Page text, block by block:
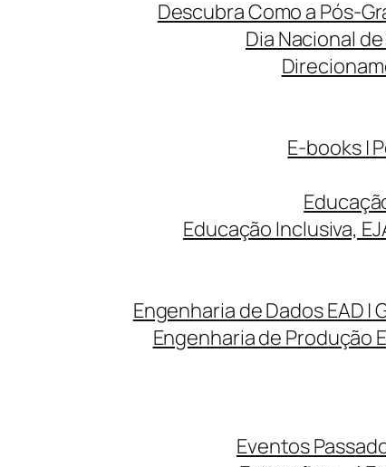
Descubra Como a Pós-
Dia Nacional
E-books |
Educação Inclusiva,
Engenharia de Dados EAD |
Engenharia de Produção
Eventos